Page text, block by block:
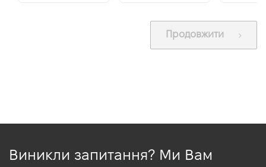
Продовжити
Виникли запитання? Ми Вам
Підпишись на наш канал та слідкуй за